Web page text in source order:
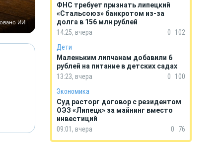
ИИ
ФНС требует признать липецкий
«Стальсоюз» банкротом из-за
долга в 156 млн рублей
14:25, вчера
0
102
Дети
Маленьким липчанам добавили 6
рублей на питание в детских садах
13:23, вчера
0
100
Экономика
Суд расторг договор с резидентом
ОЭЗ «Липецк» за майнинг вместо
инвестиций
09:01, вчера
0 76